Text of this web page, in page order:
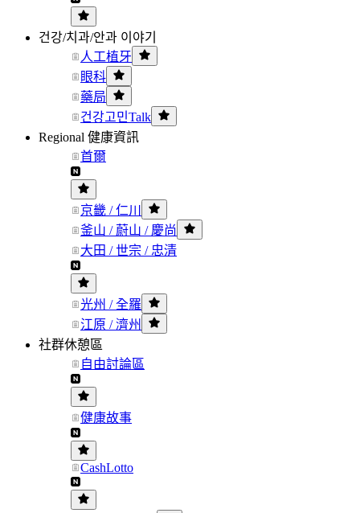
건강/치과/안과 이야기
人工植牙
眼科
藥局
건강고민Talk
Regional 健康資訊
首爾
京畿 / 仁川
釜山 / 蔚山 / 慶尚
大田 / 世宗 / 忠清
光州 / 全羅
江原 / 濟州
社群休憩區
自由討論區
健康故事
CashLotto